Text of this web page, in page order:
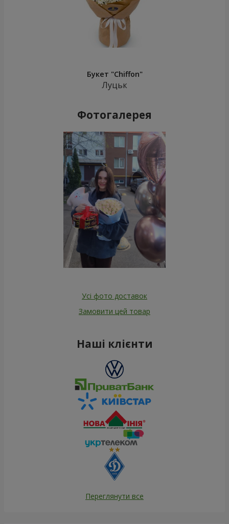
Букет "Chiffon"
Луцьк
Фотогалерея
Усі фото доставок
Замовити цей товар
Наші клієнти
Переглянути все